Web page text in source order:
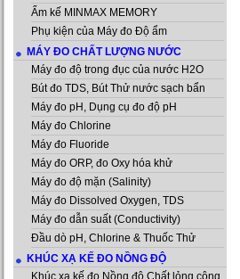
Ẩm kế MINMAX MEMORY
Phụ kiện của Máy đo Độ ẩm
MÁY ĐO CHẤT LƯỢNG NƯỚC
Máy đo độ trong đục của nước H2O
Bút đo TDS, Bút Thử nước sạch bẩn
Máy đo pH, Dụng cụ đo độ pH
Máy đo Chlorine
Máy đo Fluoride
Máy đo ORP, đo Oxy hóa khử
Máy đo độ mặn (Salinity)
Máy đo Dissolved Oxygen, TDS
Máy đo dẫn suất (Conductivity)
Đầu dò pH, Chlorine & Thuốc Thử
KHÚC XẠ KẾ ĐO NỒNG ĐỘ
Khúc xạ kế đo Nồng độ Chất lỏng công